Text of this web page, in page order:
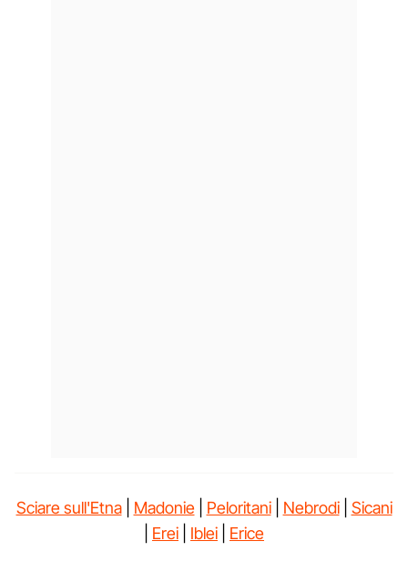
Sciare sull'Etna| Madonie| Peloritani| Nebrodi| Sicani
Erei Iblei Erice